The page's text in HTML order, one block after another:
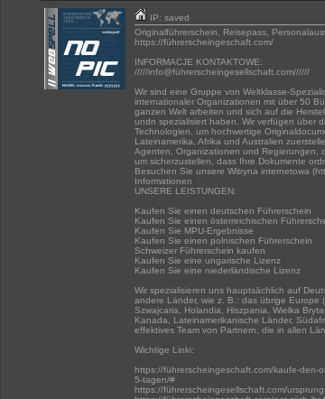
IP: saved
Originalführerschein, Reisepass,
https://führerscheingeschaft.com/
INFORMACJE KONTAKTOWE:
/////info@führerscheingesellschaft.com//////
Wir sind eine Gruppe von Weltklasse-
internationaler Organizationen mit über 50
ganzen Welt arbeiten und sich auf die
undn spezialisiert haben. Wir verfügen über
Technologien, um hochwertige
Lateinamerika, Afrika und Australien
Agenten, Organizationen und Regierungen,
um sicherzustellen, dass Ihre Dokumente
Besuchen Sie unsere Witryna internetowa
Informationen
UNSERE LEISTUNGEN:
Kaufen Sie einen deutschen Führerschein
Kaufen Sie einen österreichischen
Kaufen Sie MPU-Ergebnisse
Kaufen Sie einen polnischen Führerschein
Schweizer Führerschein kaufen
Kaufen Sie eine ungarische Lizenz
Kaufen Sie eine niederländische Lizenz
Wir spezialisieren uns hauptsächlich auf
andere Länder, wie z. B.: das übrige Europe
Szwajcaria, Holandia, Hiszpania, Wielka
Kanada, Lateinamerikanische Länder,
effektives Team von Partnern, die in allen
Wichtige Linki:
https://führerscheingeschaft.com/kaufe-den-
5-tagen/#
https://führerscheingesellschaft.com/